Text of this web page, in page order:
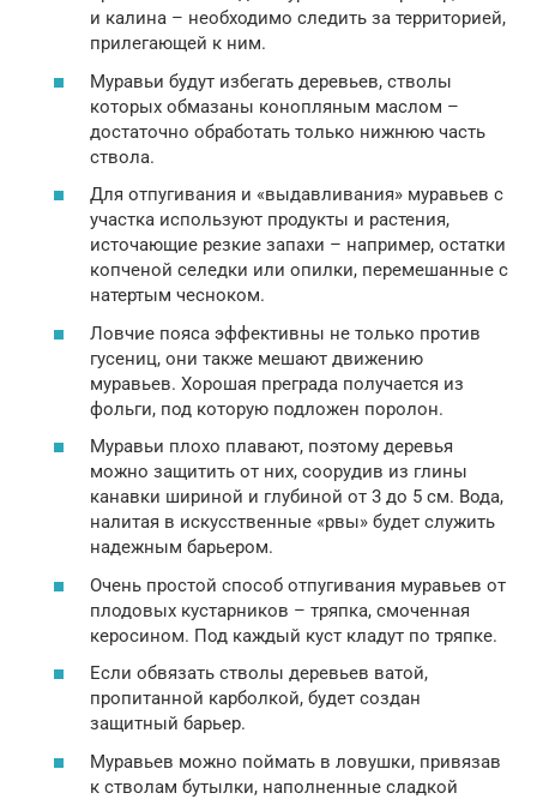
и калина – необходимо следить за территорией,
прилегающей к ним.
Муравьи будут избегать деревьев, стволы
которых обмазаны конопляным маслом –
достаточно обработать только нижнюю часть
ствола.
Для отпугивания и «выдавливания» муравьев с
участка используют продукты и растения,
источающие резкие запахи – например, остатки
копченой селедки или опилки, перемешанные с
натертым чесноком.
Ловчие пояса эффективны не только против
гусениц, они также мешают движению
муравьев. Хорошая преграда получается из
фольги, под которую подложен поролон.
Муравьи плохо плавают, поэтому деревья
можно защитить от них, соорудив из глины
канавки шириной и глубиной от 3 до 5 см. Вода,
налитая в искусственные «рвы» будет служить
надежным барьером.
Очень простой способ отпугивания муравьев от
плодовых кустарников – тряпка, смоченная
керосином. Под каждый куст кладут по тряпке.
Если обвязать стволы деревьев ватой,
пропитанной карболкой, будет создан
защитный барьер.
Муравьев можно поймать в ловушки, привязав
к стволам бутылки, наполненные сладкой